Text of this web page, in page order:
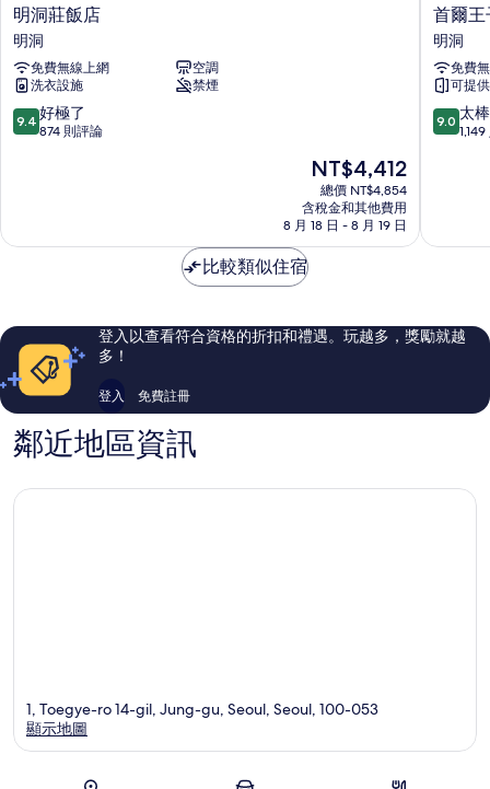
明
洞
莊
飯
店
明
洞
明洞莊飯店
明洞
免費無線上網
空調
洗衣設施
禁煙
9.4
分，
極
評
論
9.4 好極了
874 則評論
現
在
價
格
為
NT$4,412
總價 NT$4,854
含稅金和其他費用
8 月 18 日 - 8 月 19 日
首
爾
王
子
大
飯
店
首爾王
明洞
免費
可提
9.0
分，
棒
評
論
9.0 太
比較類似住宿
登入以查看符合資格的折扣和禮遇。玩越多，獎勵就越
多！
登入 免費註冊
鄰近地區資訊
1, Toegye-ro 14-gil, Jung-gu, Seoul, Seoul, 100-053
顯示地圖